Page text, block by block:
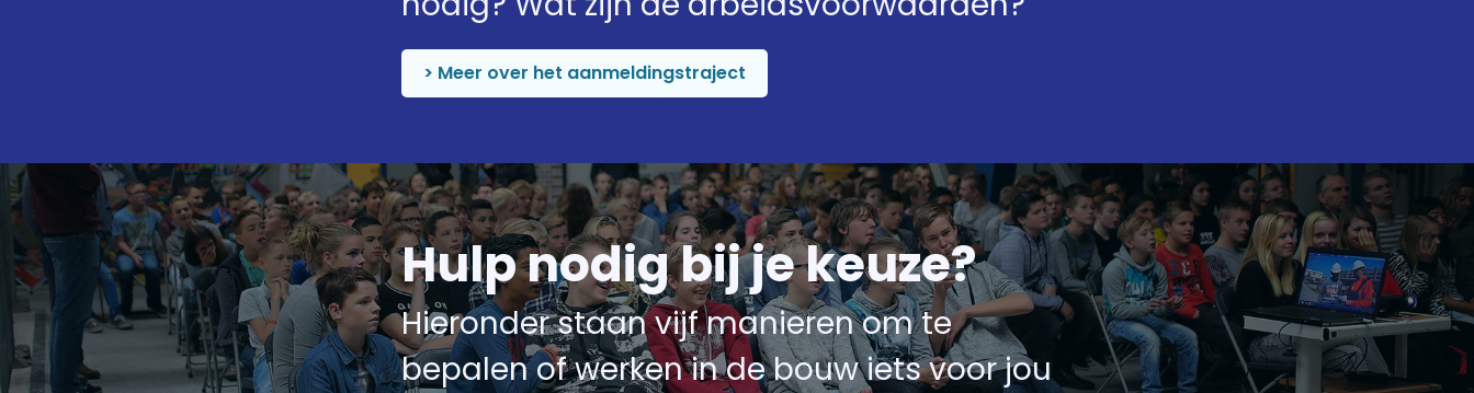
> Meer over het aanmeldingstraject
Hulp nodig bij je keuze?
Hieronder staan vijf manieren om te
bepalen of werken in de bouw iets voor jou